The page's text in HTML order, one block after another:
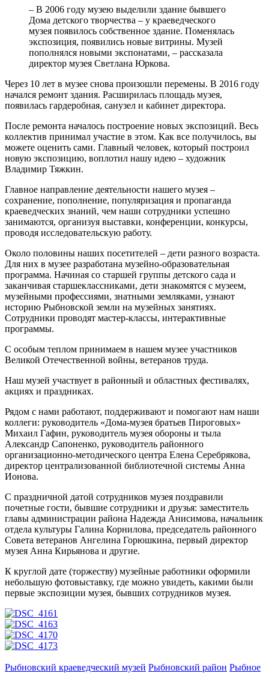
– В 2006 году музею выделили здание бывшего
Дома детского творчества – у краеведческого
музея появилось собственное здание. Поменялась
экспозиция, появились новые витрины. Музей
пополнялся новыми экспонатами, – рассказала
директор музея Светлана Юркова.
Через 10 лет в музее снова произошли перемены. В 2016 году
начался ремонт здания. Расширилась площадь музея,
появилась гардеробная, санузел и кабинет директора.
После ремонта началось построение новых экспозиций. Весь
коллектив принимал участие в этом. Как все получилось, вы
можете оценить сами. Главный человек, который построил
новую экспозицию, воплотил нашу идею – художник
Владимир Тяжкин.
Главное направление деятельности нашего музея –
сохранение, пополнение, популяризация и пропаганда
краеведческих знаний, чем наши сотрудники успешно
занимаются, организуя выставки, конференции, конкурсы,
проводя исследовательскую работу.
Около половины наших посетителей – дети разного возраста.
Для них в музее разработана музейно-образовательная
программа. Начиная со старшей группы детского сада и
заканчивая старшеклассниками, дети знакомятся с музеем,
музейными профессиями, знатными земляками, узнают
историю Рыбновской земли на музейных занятиях.
Сотрудники проводят мастер-классы, интерактивные
программы.
С особым теплом принимаем в нашем музее участников
Великой Отечественной войны, ветеранов труда.
Наш музей участвует в районный и областных фестивалях,
акциях и праздниках.
Рядом с нами работают, поддерживают и помогают нам наши
коллеги: руководитель «Дома-музея братьев Пироговых»
Михаил Гафин, руководитель музея обороны и тыла
Александр Сапоненко, руководитель районного
организационно-методического центра Елена Серебрякова,
директор централизованной библиотечной системы Анна
Ионова.
С праздничной датой сотрудников музея поздравили
почетные гости, бывшие сотрудники и друзья: заместитель
главы администрации района Надежда Анисимова, начальник
отдела культуры Галина Корнилова, председатель районного
Совета ветеранов Ангелина Горюшкина, первый директор
музея Анна Кирьянова и другие.
К круглой дате (торжеству) музейные работники оформили
небольшую фотовыставку, где можно увидеть, какими были
первые экспозиции музея, бывших сотрудников музея.
Рыбновский краеведческий музей Рыбновский район Рыбное